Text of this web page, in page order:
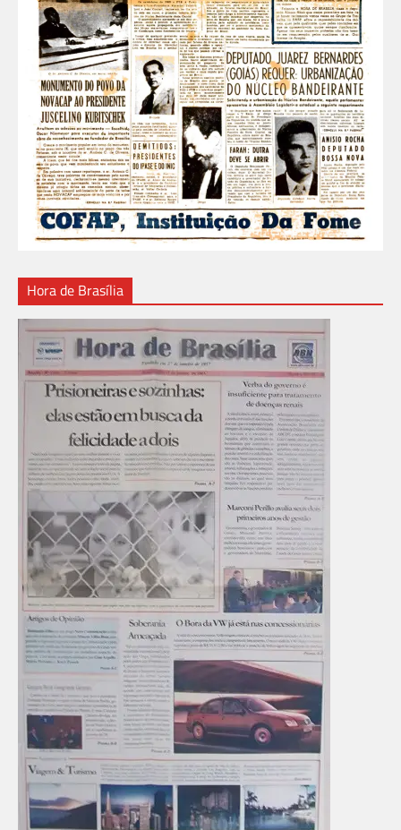
Hora de Brasília